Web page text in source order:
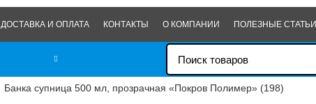
ДОСТАВКА И ОПЛАТА КОНТАКТЫ О КОМПАНИИ ПОЛЕЗНЫЕ СТАТЬИ
Банка супница 500 мл, прозрачная «Покров Полимер» (198)